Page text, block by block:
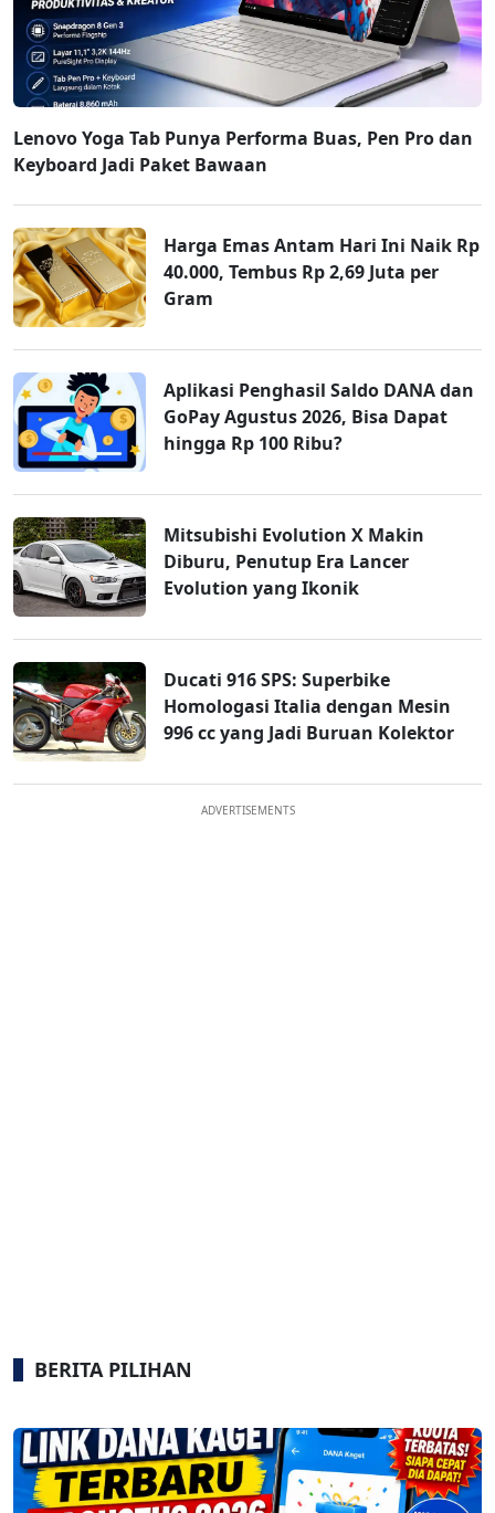
Lenovo Yoga Tab Punya Performa Buas, Pen Pro dan
Keyboard Jadi Paket Bawaan
Harga Emas Antam Hari Ini Naik Rp
40.000, Tembus Rp 2,69 Juta per
Gram
Aplikasi Penghasil Saldo DANA dan
GoPay Agustus 2026, Bisa Dapat
hingga Rp 100 Ribu?
Mitsubishi Evolution X Makin
Diburu, Penutup Era Lancer
Evolution yang Ikonik
Ducati 916 SPS: Superbike
Homologasi Italia dengan Mesin
996 cc yang Jadi Buruan Kolektor
ADVERTISEMENTS
BERITA PILIHAN